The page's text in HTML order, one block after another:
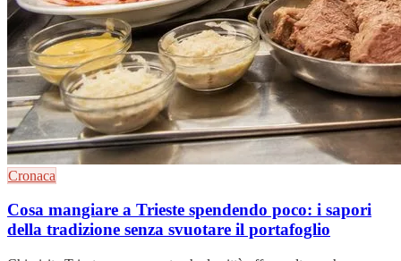
Cronaca
Cosa mangiare a Trieste spendendo poco: i sapori
della tradizione senza svuotare il portafoglio